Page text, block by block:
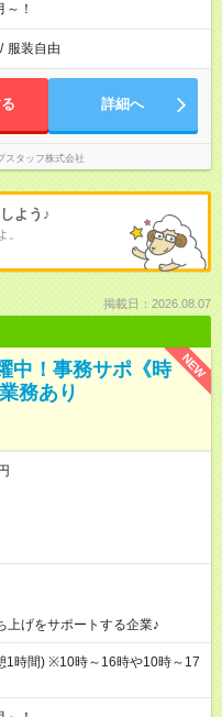
！
/ 服装自由
詳細へ
スタッフ株式会社
よう♪
。
掲載日：2026.08.07
NEW
中！事務サポ《時
務あり
上げをサポートする企業♪
時間) ※10時～16時や10時～17